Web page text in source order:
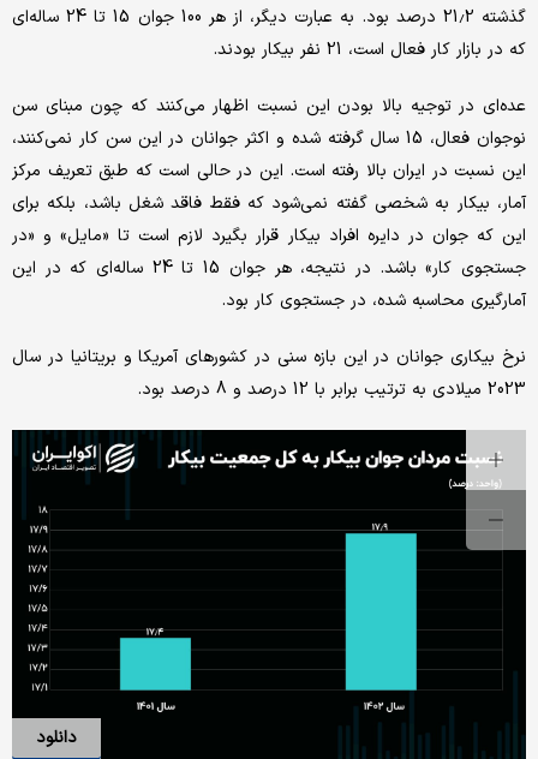
گذشته 21.2 درصد بود. به عبارت دیگر، از هر 100 جوان 15 تا 24 ساله‌ای
که در بازار کار فعال است، 21 نفر بیکار بودند.
عده‌ای در توجیه بالا بودن این نسبت اظهار می‌کنند که چون مبنای سن
نوجوان فعال، 15 سال گرفته شده و اکثر جوانان در این سن کار نمی‌کنند،
این نسبت در ایران بالا رفته است. این در حالی است که طبق تعریف مرکز
آمار، بیکار به شخصی گفته نمی‌‌شود که فقط فاقد شغل باشد، بلکه برای
این که جوان در دایره افراد بیکار قرار بگیرد لازم است تا «مایل» و «در
جستجوی کار» باشد. در نتیجه، هر جوان 15 تا 24 ساله‌ای که در این
آمارگیری محاسبه شده، در جستجوی کار بود.
نرخ بیکاری جوانان در این بازه سنی در کشورهای آمریکا و بریتانیا در سال
2023 میلادی به ترتیب برابر با 12 درصد و 8 درصد بود.
دانلود